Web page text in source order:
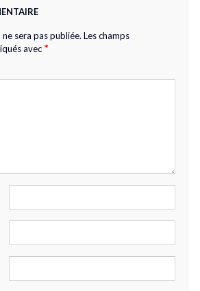
sera pas publiée. Les champs
avec *